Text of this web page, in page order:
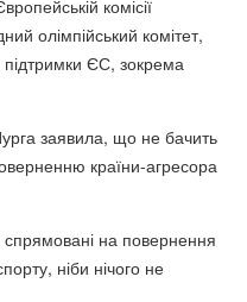
комісії
олімпійський комітет,
підтримки ЄС, зокрема
заявила, що не бачить
країни-агресора
на повернення
ніби нічого не